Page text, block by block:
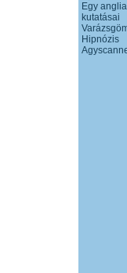
Egy
kutatásai
Hipnózis